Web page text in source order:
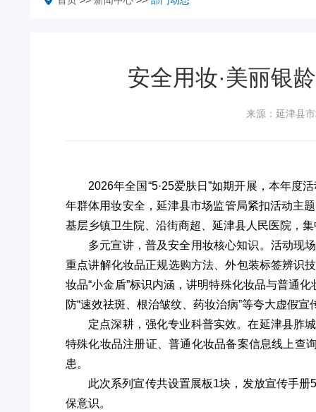
安全用妆·美丽银
来源：延津县
2026年全国“5·25爱肤日”如期开展，本年度
年群体用妆安全，延津县市场监管局紧扣活动主
基层乡镇卫生院、沿街商超、延津县人民医院，
多元宣讲，普及安全用妆核心知识。活动现
重点讲解化妆品正规选购方法、外包装标签辨识
妆品“小金盾”标识内涵，讲明特殊化妆品与普通
防“速效祛斑、根治皱纹、药妆治病”等夸大虚假
定点深耕，强化专业科普实效。在延津县胙
特殊化妆品注册证、普通化妆品备案信息线上查
患。
此次系列宣传共设置展板1块，发放宣传手
保意识。